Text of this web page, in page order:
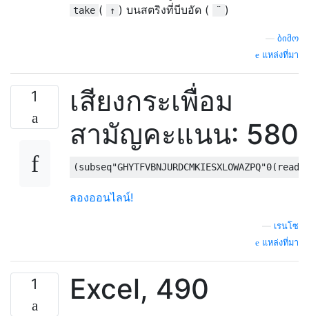
take ( ↑ ) บนสตริงที่บีบอัด ( ¨ )
ბიმო
แหล่งที่มา
1
เสียงกระเพื่อม
สามัญคะแนน: 580
ลองออนไลน์!
เรนโซ
แหล่งที่มา
1
Excel, 490